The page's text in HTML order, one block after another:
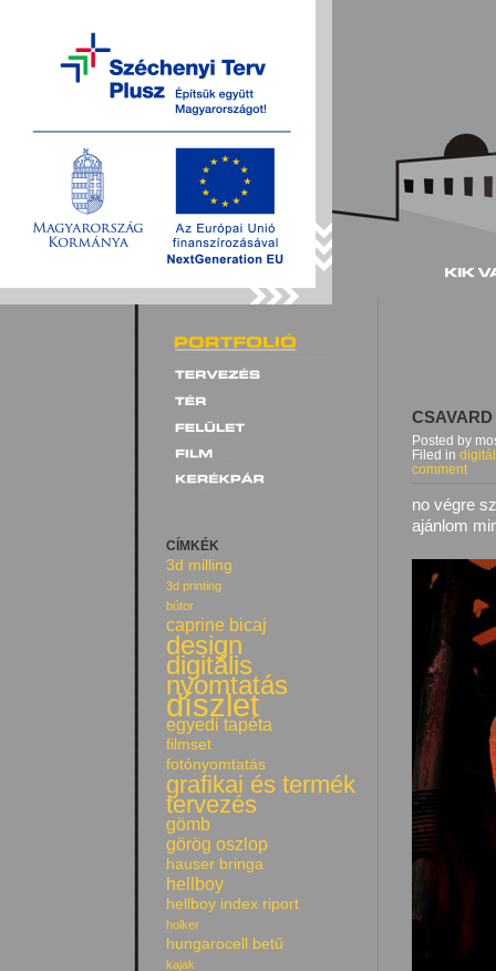
Posted by
Filed in
comment
no végre
ajánlom
CÍMKÉK
3d milling
3d printing
bútor
caprine bicaj
design
digitális
nyomtatás
díszlet
egyedi tapéta
filmset
fotónyomtatás
grafikai és termék
tervezés
gömb
görög oszlop
hauser bringa
hellboy
hellboy index riport
holker
hungarocell betű
kajak